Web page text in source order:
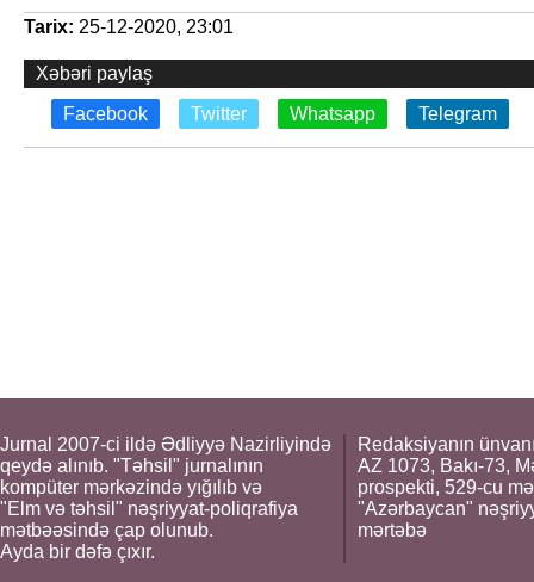
Tarix: 25-12-2020, 23:01
Xəbəri paylaş
Facebook
Twitter Whatsapp Telegram
Jurnal 2007-ci ildə Ədliyyə Nazirliyində
qeydə alınıb. "Təhsil" jurnalının
kompüter mərkəzində yığılıb və
"Elm və təhsil" nəşriyyat-poliqrafiya
mətbəəsində çap olunub.
Ayda bir dəfə çıxır.
Redaksiyanın
AZ 1073, Bakı-73,
prospekti, 529-cu
"Azərbaycan"
mərtəbə